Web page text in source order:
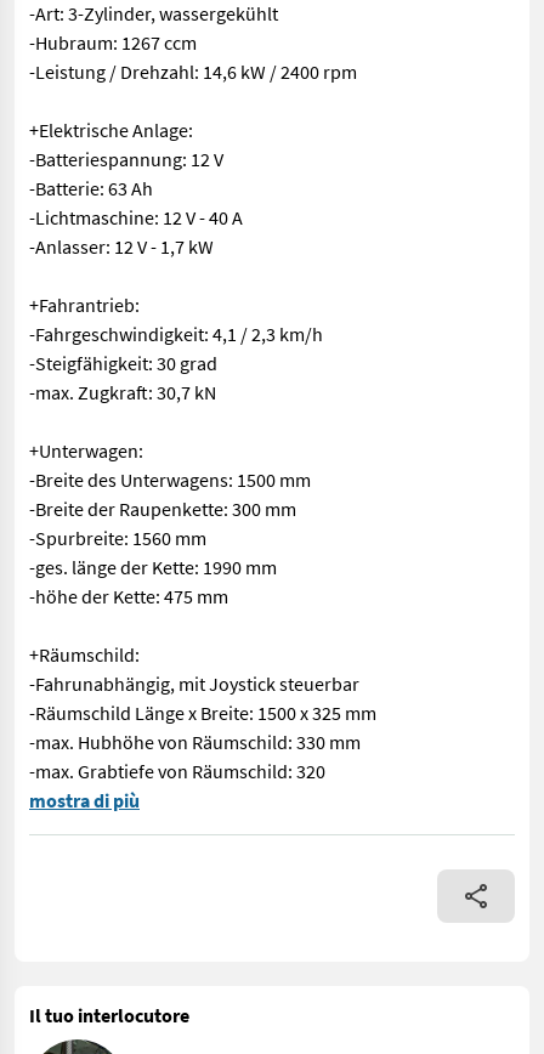
-Art: 3-Zylinder, wassergekühlt
-Hubraum: 1267 ccm
-Leistung / Drehzahl: 14,6 kW / 2400 rpm
+Elektrische Anlage:
-Batteriespannung: 12 V
-Batterie: 63 Ah
-Lichtmaschine: 12 V - 40 A
-Anlasser: 12 V - 1,7 kW
+Fahrantrieb:
-Fahrgeschwindigkeit: 4,1 / 2,3 km/h
-Steigfähigkeit: 30 grad
-max. Zugkraft: 30,7 kN
+Unterwagen:
-Breite des Unterwagens: 1500 mm
-Breite der Raupenkette: 300 mm
-Spurbreite: 1560 mm
-ges. länge der Kette: 1990 mm
-höhe der Kette: 475 mm
+Räumschild:
-Fahrunabhängig, mit Joystick steuerbar
-Räumschild Länge x Breite: 1500 x 325 mm
-max. Hubhöhe von Räumschild: 330 mm
-max. Grabtiefe von Räumschild: 320
#EUROTRAC HE26SR# Standardausstattung: -2x
mostra di più
Il tuo interlocutore